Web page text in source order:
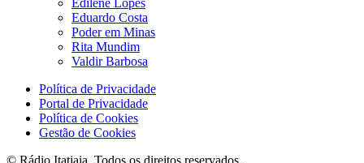
Edilene Lopes
Eduardo Costa
Poder em Minas
Rita Mundim
Valdir Barbosa
Política de Privacidade
Portal de Privacidade
Política de Cookies
Gestão de Cookies